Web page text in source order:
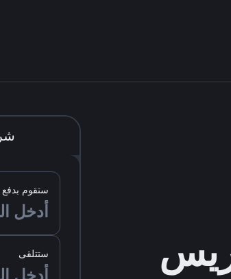
ستقوم بدفع
ستتلقى